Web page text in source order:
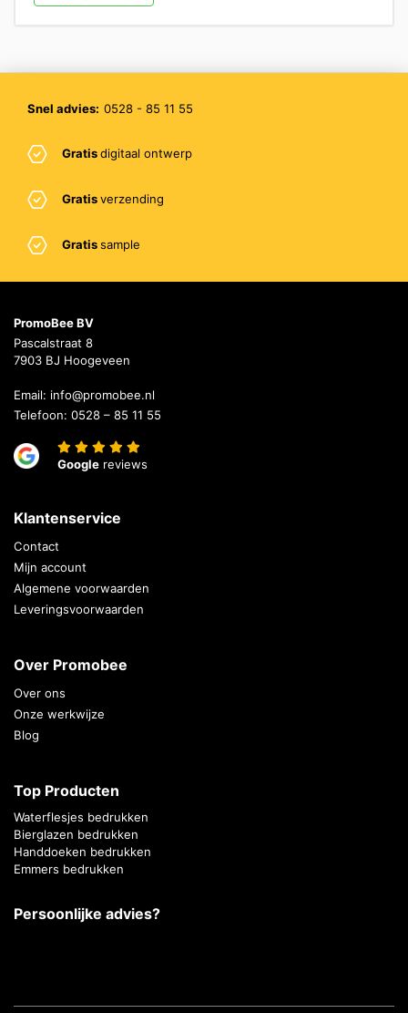
Snel advies: 0528 - 85 11 55
Gratisdigitaal ontwerp
Gratisverzending
Gratissample
PromoBee BV
Pascalstraat 8
7903 BJ Hoogeveen
Email: info@promobee.nl
Telefoon: 0528 – 85 11 55
Google reviews
Klantenservice
Contact
Mijn account
Algemene voorwaarden
Leveringsvoorwaarden
Over Promobee
Over ons
Onze werkwijze
Blog
Top Producten
Waterflesjes bedrukken
Bierglazen bedrukken
Handdoeken bedrukken
Emmers bedrukken
Persoonlijke advies?